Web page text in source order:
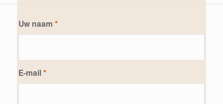
Uw naam *
E-mail*